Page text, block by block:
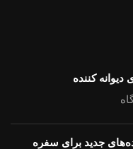
کننده
جدید برای سفره